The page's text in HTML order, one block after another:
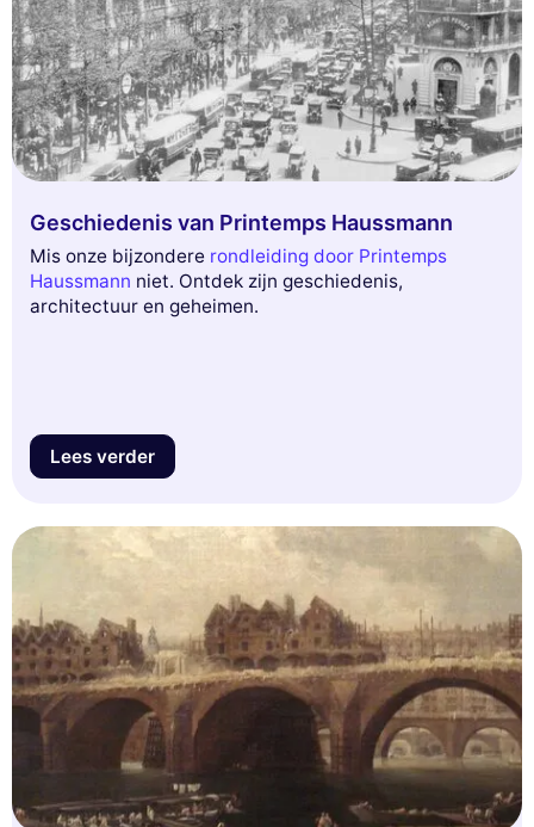
Geschiedenis van Printemps Haussmann
Mis onze bijzondere rondleiding door Printemps
Haussmann niet. Ontdek zijn geschiedenis,
architectuur en geheimen.
Lees verder